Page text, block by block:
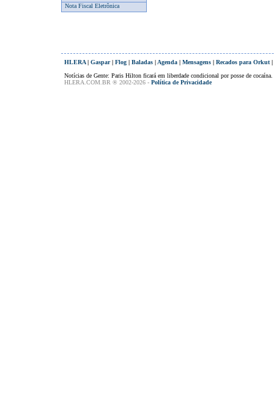
Nota Fiscal Eletrônica
HLERA| Gaspar| Flog | Baladas | Agenda | Mensagens | Recados para Orkut |
Notícias de Gente: Paris Hilton ficará em liberdade condicional por posse de cocaína.
HLERA.COM.BR ® 2002-2026 - Política de Privacidade